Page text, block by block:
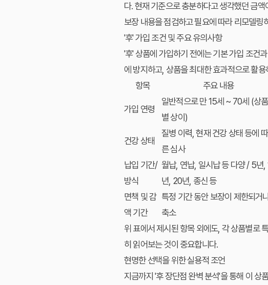
다. 현재 기준으로 충분하다고 생각했던 금
보장 내용을 점검하고 필요에 따라 리모델링
'후' 가입 조건 및 주요 유의사항
'후' 상품에 가입하기 전에는 기본 가입 조건
에 방지하고, 상품을 최대한 효과적으로 활
항목
주요 내용
가입 연령
일반적으로 만 15세 ~ 70세 (상품
별 상이)
건강 상태
질병 이력, 현재 건강 상태 등에 따
른 심사
납입 기간/
방식
월납, 연납, 일시납 등 다양 / 5년,
년, 20년, 종신 등
면책 및 감
액 기간
특정 기간 동안 보장이 제한되거
축소
위 표에서 제시된 항목 외에도, 각 상품별로
히 읽어보는 것이 중요합니다.
현명한 선택을 위한 실용적 조언
지금까지 '후 장단점 완벽 분석'을 통해 이 상